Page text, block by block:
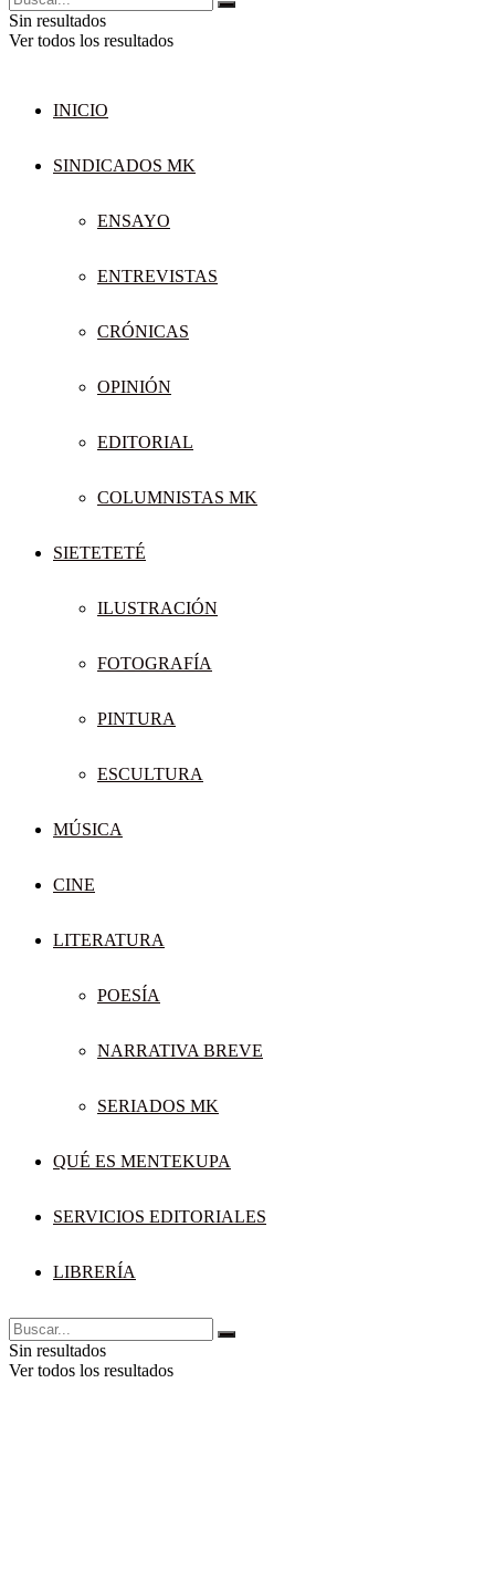
Sin resultados
Ver todos los resultados
INICIO
SINDICADOS MK
ENSAYO
ENTREVISTAS
CRÓNICAS
OPINIÓN
EDITORIAL
COLUMNISTAS MK
SIETETETÉ
ILUSTRACIÓN
FOTOGRAFÍA
PINTURA
ESCULTURA
MÚSICA
CINE
LITERATURA
POESÍA
NARRATIVA BREVE
SERIADOS MK
QUÉ ES MENTEKUPA
SERVICIOS EDITORIALES
LIBRERÍA
Sin resultados
Ver todos los resultados